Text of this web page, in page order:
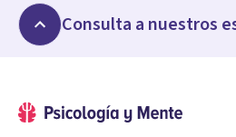
Consulta a nuestros